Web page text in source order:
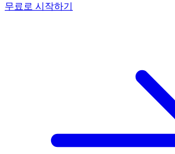
무료로 시작하기